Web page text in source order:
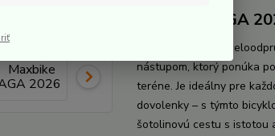
Maxbike SAGA
MAXBIKE Saga je
nástupom, ktorý ponúka
teréne. Je ideálny pre
dovolenky – s týmto
šotolinovú cestu s istotou